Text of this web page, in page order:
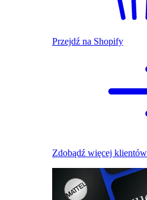
Przejdź na Shopify
Zdobądź więcej